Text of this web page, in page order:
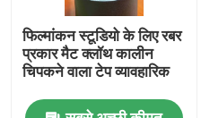
फिल्मांकन स्टूडियो के लिए रबर
प्रकार मैट क्लॉथ कालीन
चिपकने वाला टेप व्यावहारिक